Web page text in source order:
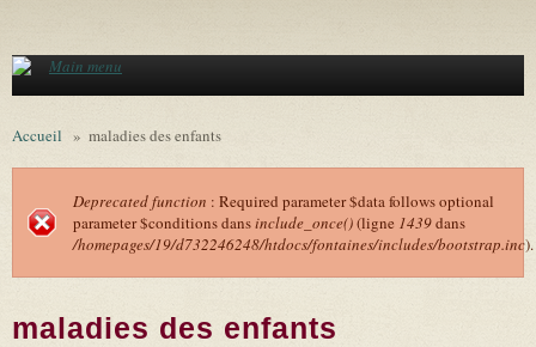
Main menu
Accueil » maladies des enfants
Message d'erreur
Deprecated function : Required parameter $data follows optional
parameter $conditions dansinclude_once()(ligne 1439dans
/homepages/19/d732246248/htdocs/fontaines/includes/bootstrap.inc).
maladies des enfants